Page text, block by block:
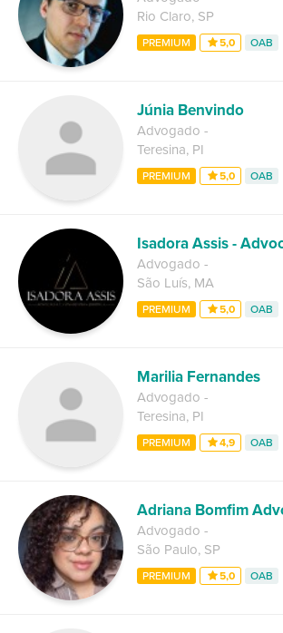
Rio Claro, SP
PREMIUM 5,0 OAB
Júnia Benvindo
Advogado -
Teresina, PI
PREMIUM 5,0 OAB
Advogado -
São Luís, MA
PREMIUM 5,0 OAB
Marilia Fernandes
Advogado -
Teresina, PI
PREMIUM 4,9 OAB
Adriana Bomfim
Advogado -
São Paulo, SP
PREMIUM 5,0 OAB